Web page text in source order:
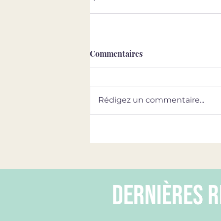
Commentaires
Rédigez un commentaire...
dernières